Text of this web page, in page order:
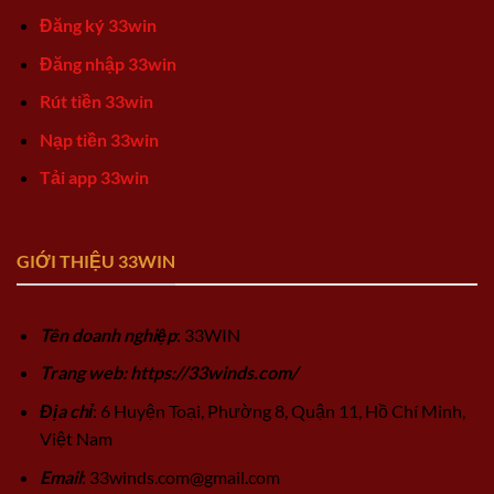
Đăng ký 33win
Đăng nhập 33win
Rút tiền 33win
Nạp tiền 33win
Tải app 33win
GIỚI THIỆU 33WIN
Tên doanh nghiệp: 33WIN
Trang web: https://33winds.com/
Địa chỉ: 6 Huyện Toại, Phường 8, Quận 11, Hồ Chí Minh,
Việt Nam
Email: 33winds.com@gmail.com